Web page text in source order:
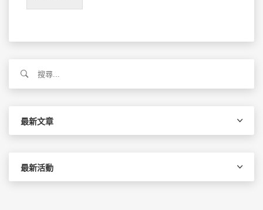
關
最新文章
最新活動